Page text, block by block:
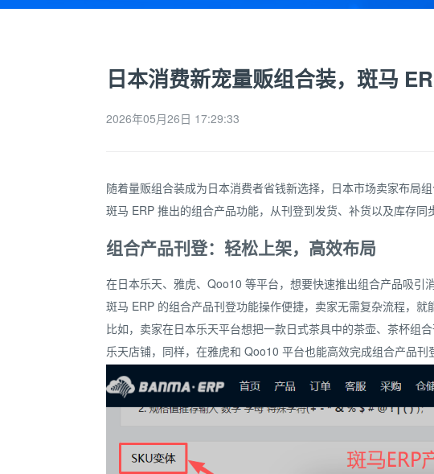
日本消费新宠量贩组合装，斑马
2026年05月26日 17:29:33
随着量贩组合装成为日本消费者省钱新选择，日本市场卖家布局
斑马 ERP 推出的组合产品功能，从刊登到发货、补货以及库存同
组合产品刊登：轻松上架，高效布局
在日本乐天、雅虎、Qoo10 等平台，想要快速推出组合产品吸引
斑马 ERP 的组合产品刊登功能操作便捷，卖家无需复杂流程，就
比如，卖家在日本乐天平台想把一款日式茶具中的茶壶、茶杯组
乐天店铺，同样，在雅虎和 Qoo10 平台也能高效完成组合产品